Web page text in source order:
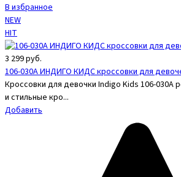
В избранное
NEW
HIT
3 299руб.
106-030A ИНДИГО КИДС кроссовки для
Кроссовки для девочки Indigo Kids 106-030A
и стильные кро...
Добавить